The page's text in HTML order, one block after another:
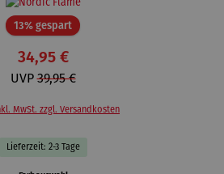
13% gespartRabatt
34,95 €
UVP39,95 €
MwSt. zzgl. Versandkosten
Lieferzeit: 2-3 Tage